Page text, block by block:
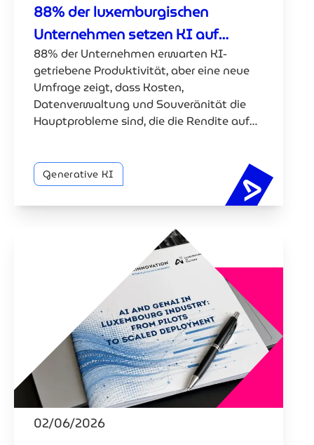
88% der luxemburgischen
Unternehmen setzen KI auf
Produktivität
88% der Unternehmen erwarten KI-
getriebene Produktivität, aber eine neue
Umfrage zeigt, dass Kosten,
Datenverwaltung und Souveränität die
Hauptprobleme sind, die die Rendite auf
Generative KI
88% der
02/06/2026